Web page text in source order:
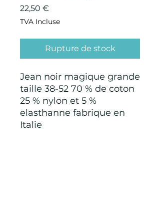
22,50 €
TVA Incluse
Rupture de stock
Jean noir magique grande
taille 38-52 70 % de coton
25 % nylon et 5 %
elasthanne fabrique en
Italie